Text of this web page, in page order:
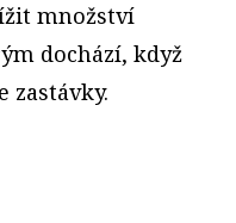
množství
dochází, když
zastávky.